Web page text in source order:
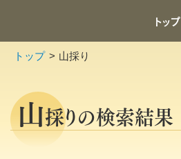
トップ
トップ 山採り
山採りの検索結果